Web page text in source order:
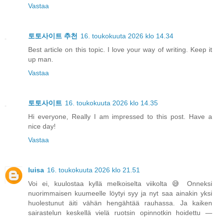
Vastaa
토토사이트 추천 16. toukokuuta 2026 klo 14.34
Best article on this topic. I love your way of writing. Keep it
up man.
Vastaa
토토사이트 16. toukokuuta 2026 klo 14.35
Hi everyone, Really I am impressed to this post. Have a
nice day!
Vastaa
luisa 16. toukokuuta 2026 klo 21.51
Voi ei, kuulostaa kyllä melkoiselta viikolta 😅 Onneksi
nuorimmaisen kuumeelle löytyi syy ja nyt saa ainakin yksi
huolestunut äiti vähän hengähtää rauhassa. Ja kaiken
sairastelun keskellä vielä ruotsin opinnotkin hoidettu —